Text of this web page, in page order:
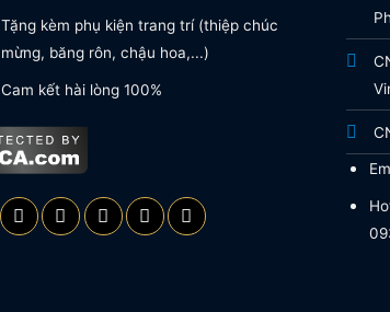
Tặng kèm phụ kiện trang trí (thiệp chúc
mừng, băng rôn, chậu hoa,...)
Cam kết hài lòng 100%